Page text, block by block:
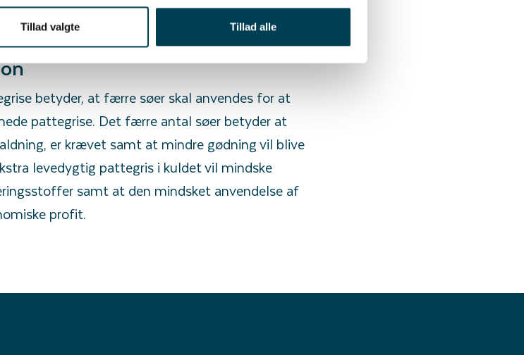
Tillad valgte Tillad alle
af levedygtige pattegrise per kuld i avls-,
betyder, at færre søer skal anvendes for at
pattegrise. Det færre antal søer betyder at
er krævet samt at mindre gødning vil blive
levedygtig pattegris i kuldet vil mindske
samt at den mindsket anvendelse af
profit.